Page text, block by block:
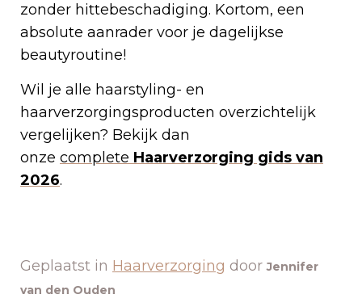
zonder hittebeschadiging. Kortom, een
absolute aanrader voor je dagelijkse
beautyroutine!
Wil je alle haarstyling- en
haarverzorgingsproducten overzichtelijk
vergelijken? Bekijk dan
onze complete Haarverzorging gids van
2026.
Geplaatst in Haarverzorging doorJennifer
van den Ouden